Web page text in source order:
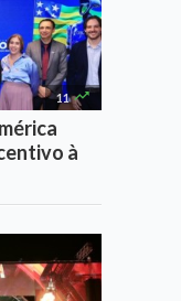
11 
à